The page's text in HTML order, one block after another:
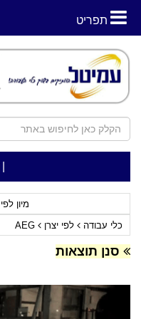
תפריט
מיון
כלי עבודה
לפי יצרן AEG
סנן תוצאות